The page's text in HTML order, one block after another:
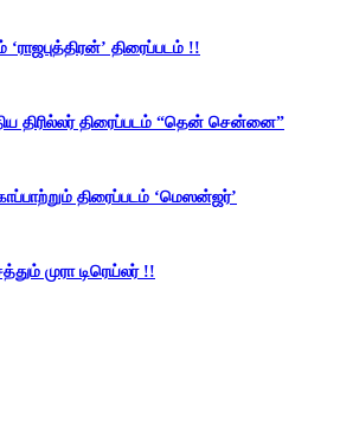
திரைப்படம் !!
திரில்லர் திரைப்படம் “தென் சென்னை”
திரைப்படம் ‘மெஸன்ஜர்’
முரா டிரெய்லர் !!